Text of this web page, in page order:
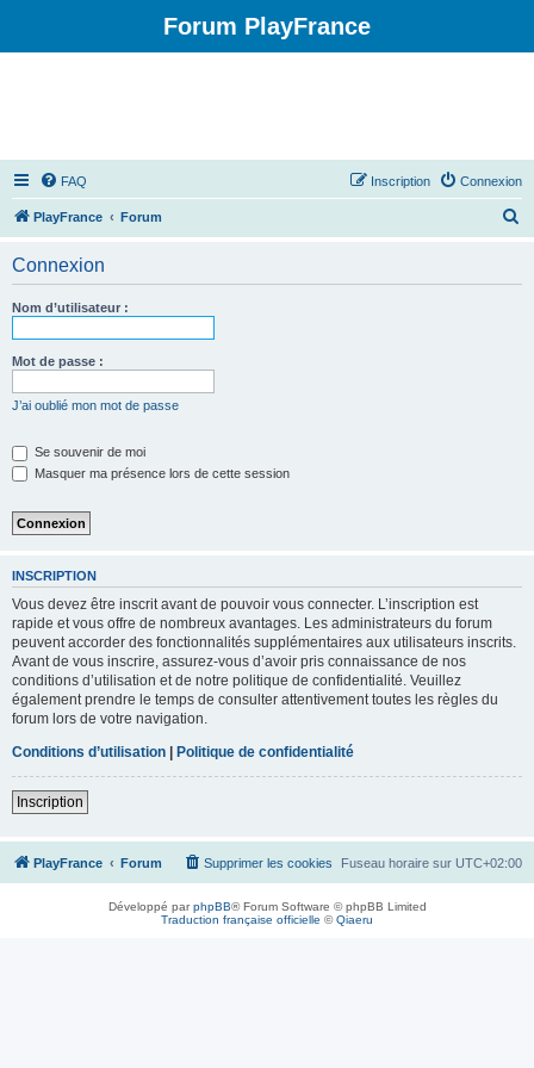
Forum PlayFrance
FAQ Connexion
Inscription
PlayFrance Forum
Connexion
Nom d’utilisateur :
Mot de passe :
J’ai oublié mon mot de passe
Se souvenir de moi
Masquer ma présence lors de cette session
INSCRIPTION
Vous devez être inscrit avant de pouvoir vous connecter. L’inscription est
rapide et vous offre de nombreux avantages. Les administrateurs du forum
peuvent accorder des fonctionnalités supplémentaires aux utilisateurs inscrits.
Avant de vous inscrire, assurez-vous d’avoir pris connaissance de nos
conditions d’utilisation et de notre politique de confidentialité. Veuillez
également prendre le temps de consulter attentivement toutes les règles du
forum lors de votre navigation.
Conditions d’utilisation | Politique de confidentialité
Inscription
PlayFrance Forum Fuseau horaire sur UTC+02:00
Supprimer les cookies
Développé parphpBB® Forum Software © phpBB Limited
Traduction française officielle ©Qiaeru